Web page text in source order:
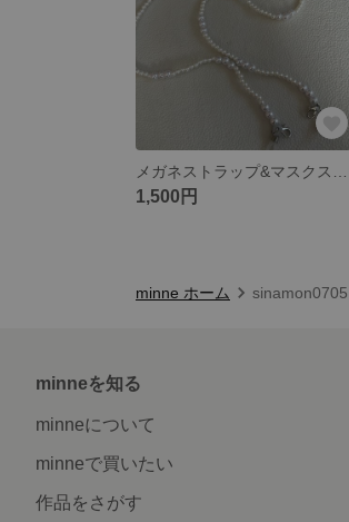
1,500円
minne ホーム
minneを知る
minneについて
minneで買いたい
作品をさがす